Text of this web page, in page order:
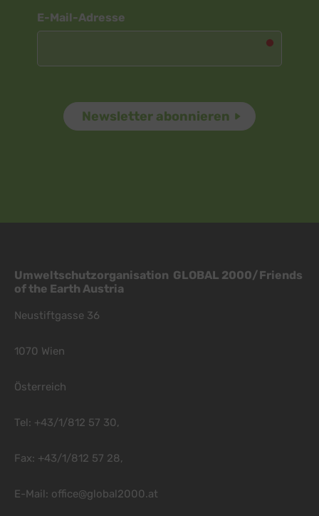
E-Mail-Adresse
Umweltschutzorganisation GLOBAL 2000/Friends
of the Earth Austria
Neustiftgasse 36
1070 Wien
Österreich
Tel: +43/1/812 57 30,
Fax: +43/1/812 57 28,
E-Mail: office@global2000.at